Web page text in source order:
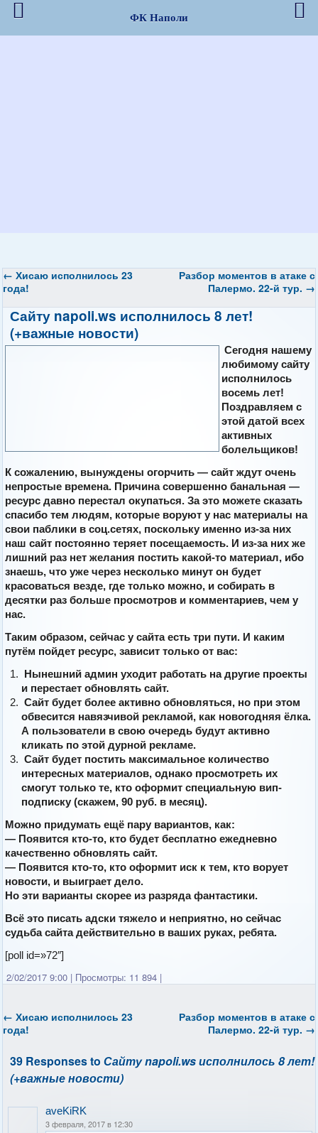
← Хисаю исполнилось 23
года!
Разбор моментов в атаке с
Палермо. 22-й тур. →
Сайту napoli.ws исполнилось 8 лет!
(+важные новости)
Сегодня нашему
любимому сайту
исполнилось
восемь лет!
Поздравляем с
этой датой всех
активных
болельщиков!
К сожалению, вынуждены огорчить — сайт ждут очень
непростые времена. Причина совершенно банальная —
ресурс давно перестал окупаться. За это можете сказать
спасибо тем людям, которые воруют у нас материалы на
свои паблики в соц.сетях, поскольку именно из-за них
наш сайт постоянно теряет посещаемость. И из-за них же
лишний раз нет желания постить какой-то материал, ибо
знаешь, что уже через несколько минут он будет
красоваться везде, где только можно, и собирать в
десятки раз больше просмотров и комментариев, чем у
нас.
Таким образом, сейчас у сайта есть три пути. И каким
путём пойдет ресурс, зависит только от вас:
Нынешний админ уходит работать на другие проекты
и перестает обновлять сайт.
Сайт будет более активно обновляться, но при этом
обвесится навязчивой рекламой, как новогодняя ёлка.
А пользователи в свою очередь будут активно
кликать по этой дурной рекламе.
Сайт будет постить максимальное количество
интересных материалов, однако просмотреть их
смогут только те, кто оформит специальную вип-
подписку (скажем, 90 руб. в месяц).
Можно придумать ещё пару вариантов, как:
— Появится кто-то, кто будет бесплатно ежедневно
качественно обновлять сайт.
— Появится кто-то, кто оформит иск к тем, кто ворует
новости, и выиграет дело.
Но эти варианты скорее из разряда фантастики.
Всё это писать адски тяжело и неприятно, но сейчас
судьба сайта действительно в ваших руках, ребята.
[poll id=»72″]
2/02/2017 9:00 | Просмотры: 11 894 |
← Хисаю исполнилось 23
года!
Разбор моментов в атаке с
Палермо. 22-й тур. →
39 Responses toСайту napoli.ws исполнилось 8 лет!
(+важные новости)
aveKiRK
3 февраля, 2017 в 12:30
ФК Наполи